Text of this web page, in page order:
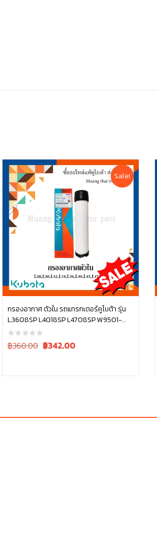
Sale!
กรองอากาศ ตัวใน รถแทรกเตอร์คูโบต้า รุ่น
L3608SP L4018SP L4708SP W9501-
31090B
Original
฿360.00 Current
฿342.00
หยิบใส่ตะกร้า